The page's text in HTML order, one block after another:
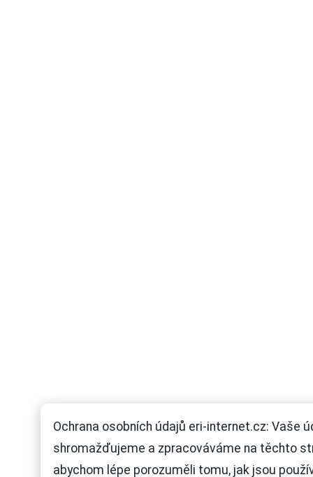
Ochrana osobních údajů eri-internet.cz: Vaše
shromažďujeme a zpracováváme na těchto
abychom lépe porozuměli tomu, jak jsou